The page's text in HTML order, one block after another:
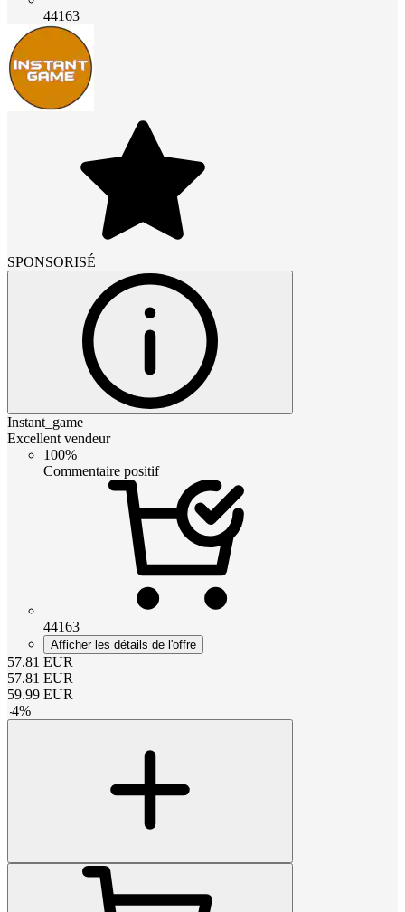
44163
SPONSORISÉ
Instant_game
Excellent vendeur
100%
Commentaire positif
44163
Afficher les détails de l'offre
57.81 EUR
57.81 EUR
59.99 EUR
-4%